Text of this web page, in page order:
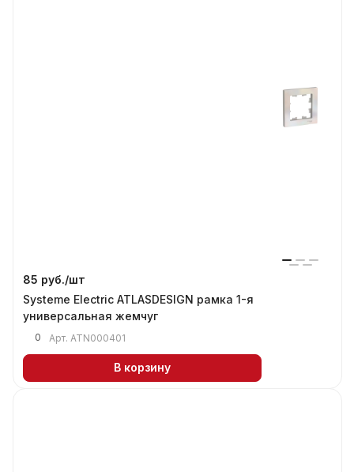
85 руб./шт
Systeme Electric ATLASDESIGN рамка 1-я
универсальная жемчуг
0 Арт. ATN000401
В корзину